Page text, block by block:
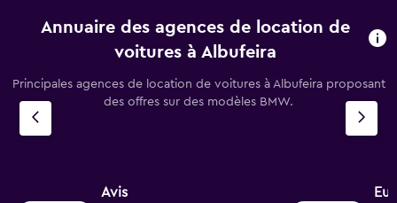
Annuaire des agences de location de
voitures à Albufeira
Principales agences de location de voitures à Albufeira proposant
des offres sur des modèles BMW.
Avis